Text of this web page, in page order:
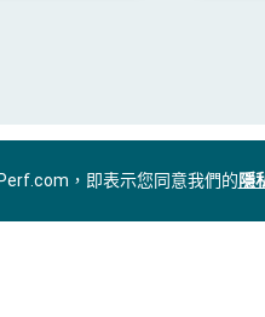
，即表示您同意我們的隱